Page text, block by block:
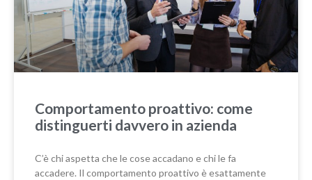
Comportamento proattivo: come
distinguerti davvero in azienda
C’è chi aspetta che le cose accadano e chi le fa
accadere. Il comportamento proattivo è esattamente